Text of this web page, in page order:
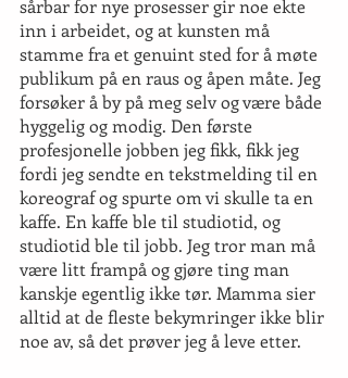
sårbar for nye prosesser gir noe ekte
inn i arbeidet, og at kunsten må
stamme fra et genuint sted for å møte
publikum på en raus og åpen måte. Jeg
forsøker å by på meg selv og være både
hyggelig og modig. Den første
profesjonelle jobben jeg fikk, fikk jeg
fordi jeg sendte en tekstmelding til en
koreograf og spurte om vi skulle ta en
kaffe. En kaffe ble til studiotid, og
studiotid ble til jobb. Jeg tror man må
være litt frampå og gjøre ting man
kanskje egentlig ikke tør. Mamma sier
alltid at de fleste bekymringer ikke blir
noe av, så det prøver jeg å leve etter.